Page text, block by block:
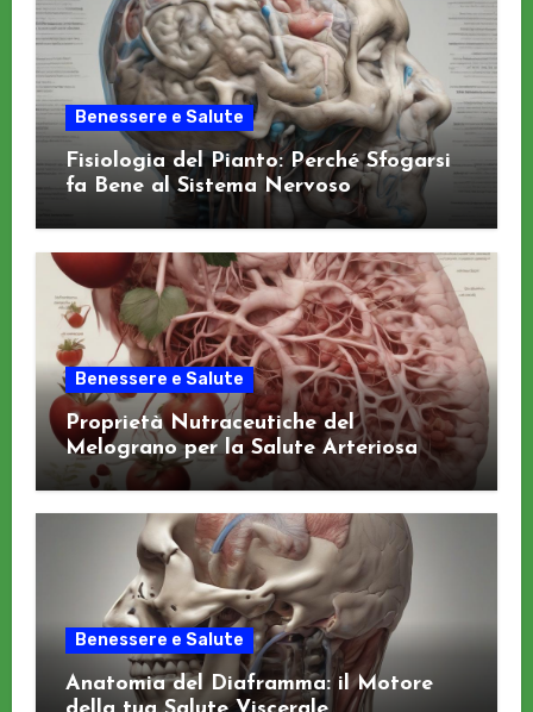
Benessere e Salute
Fisiologia del Pianto: Perché Sfogarsi
fa Bene al Sistema Nervoso
Benessere e Salute
Proprietà Nutraceutiche del
Melograno per la Salute Arteriosa
Benessere e Salute
Anatomia del Diaframma: il Motore